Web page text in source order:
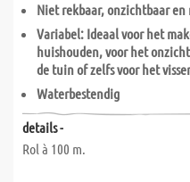
Niet rekbaar, onzichtbaar
Variabel: Ideaal voor het
huishouden, voor het
de tuin of zelfs voor het
Waterbestendig
details -
Rol à 100 m.